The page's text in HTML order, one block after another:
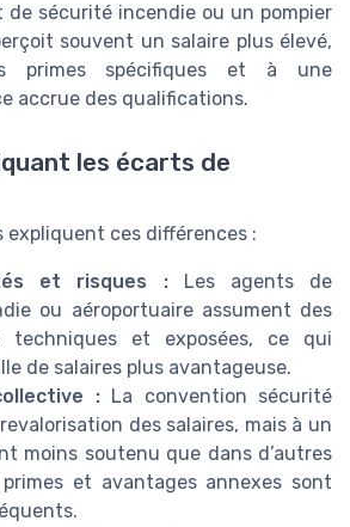
de sécurité incendie ou un pompier
souvent un salaire plus élevé,
primes spécifiques et à une
accrue des qualifications.
les écarts de
expliquent ces différences :
et risques :Les agents de
ou aéroportuaire assument des
techniques et exposées, ce qui
de salaires plus avantageuse.
:La convention sécurité
des salaires, mais à un
moins soutenu que dans d’autres
et avantages annexes sont